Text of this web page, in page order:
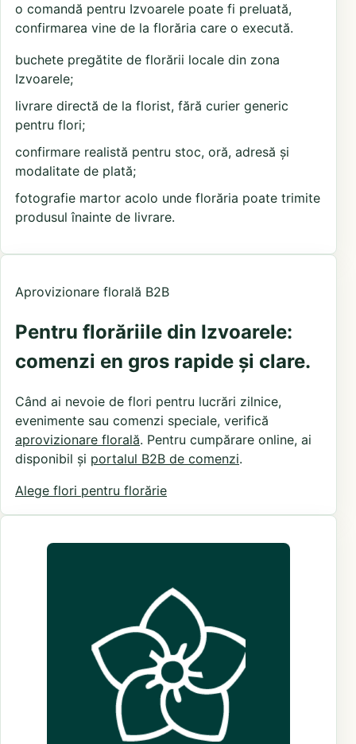
o comandă pentru Izvoarele poate fi preluată,
confirmarea vine de la florăria care o execută.
buchete pregătite de florării locale din zona
Izvoarele;
livrare directă de la florist, fără curier generic
pentru flori;
confirmare realistă pentru stoc, oră, adresă și
modalitate de plată;
fotografie martor acolo unde florăria poate trimite
produsul înainte de livrare.
Aprovizionare florală B2B
Pentru florăriile din Izvoarele:
comenzi en gros rapide și clare.
Când ai nevoie de flori pentru lucrări zilnice,
evenimente sau comenzi speciale, verifică
aprovizionare florală. Pentru cumpărare online, ai
disponibil și portalul B2B de comenzi.
Alege flori pentru florărie